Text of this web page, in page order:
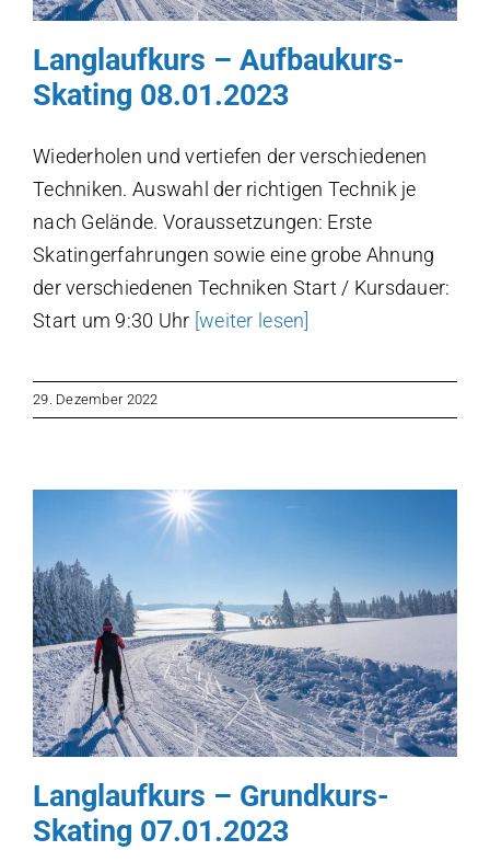
Langlaufkurs – Aufbaukurs-
Skating 08.01.2023
Wiederholen und vertiefen der verschiedenen
Techniken. Auswahl der richtigen Technik je
nach Gelände. Voraussetzungen: Erste
Skatingerfahrungen sowie eine grobe Ahnung
der verschiedenen Techniken Start / Kursdauer:
Start um 9:30 Uhr [weiter lesen]
29. Dezember 2022
Langlaufkurs – Grundkurs-
Skating 07.01.2023